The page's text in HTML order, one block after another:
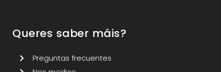
Queres saber máis?
Preguntas frecuentes